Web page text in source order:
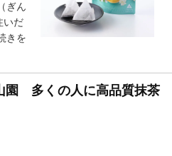
ぎん
いだ
きを
園 多くの人に高品質抹茶